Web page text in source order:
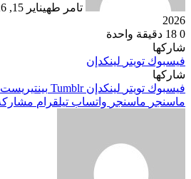
تامر طهيناير 15, 2026
2026
0
دقيقة واحدة
شاركها
فيسبوك تويتر لينكدإن
شاركها
فيسبوك تويتر لينكدإن بينتيريست
ماسنجر ماسنجر واتساب تيلقرام